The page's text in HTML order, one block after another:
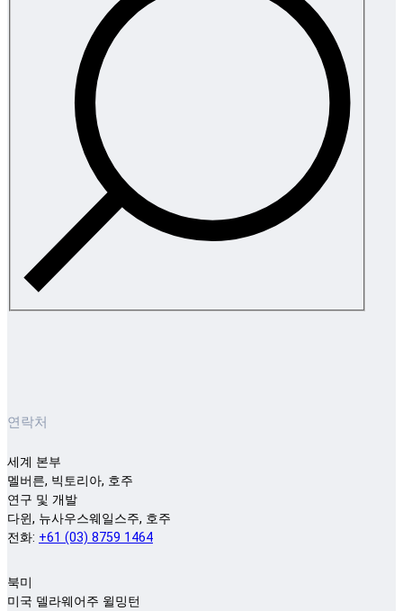
연락처
세계 본부
멜버른, 빅토리아, 호주
연구 및 개발
다윈, 뉴사우스웨일스주, 호주
전화: +61 (03) 8759 1464
북미
미국 델라웨어주 윌밍턴